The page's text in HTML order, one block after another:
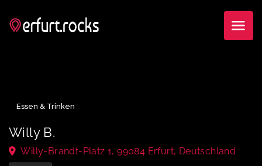
Willy B.